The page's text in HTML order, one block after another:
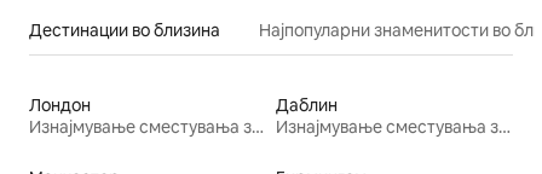
Дестинации во близина Најпопуларни знаменитости во
Лондон
Изнајмување сместувања за одмор
Даблин
Изнајмување сместувања за одмор